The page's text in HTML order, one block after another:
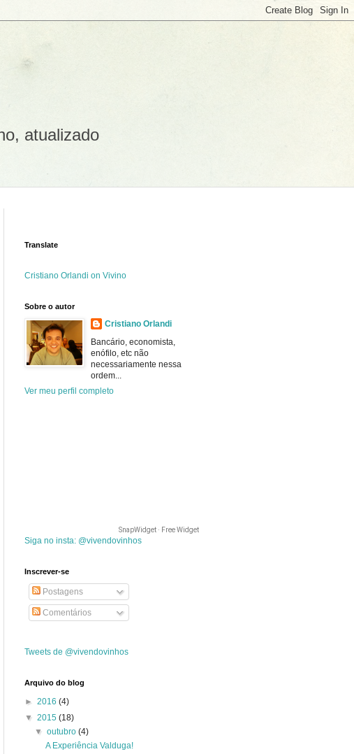
atualizado
Translate
Cristiano Orlandi on Vivino
Sobre o autor
Cristiano Orlandi
Bancário, economista,
enófilo, etc não
necessariamente nessa
ordem...
Ver meu perfil completo
SnapWidget · Free Widget
Siga no insta: @vivendovinhos
Inscrever-se
Postagens
Comentários
Tweets de @vivendovinhos
Arquivo do blog
► 2016 (4)
▼ 2015 (18)
▼outubro(4)
A Experiência Valduga!